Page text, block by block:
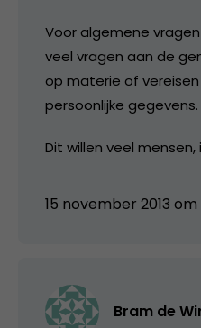
Voor algemene
veel vragen aan de
op materie of
persoonlijke gegevens.
Dit willen veel mensen,
15 november 2013 om
Bram de